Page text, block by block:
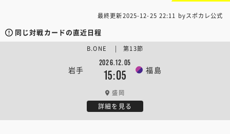
最終更新2025-12-25 22:11 byスポカレ公式
同じ対戦カードの直近日程
岩手
2026.12.05
15:05 福島
B.ONE | 第13節
盛岡
詳細を見る